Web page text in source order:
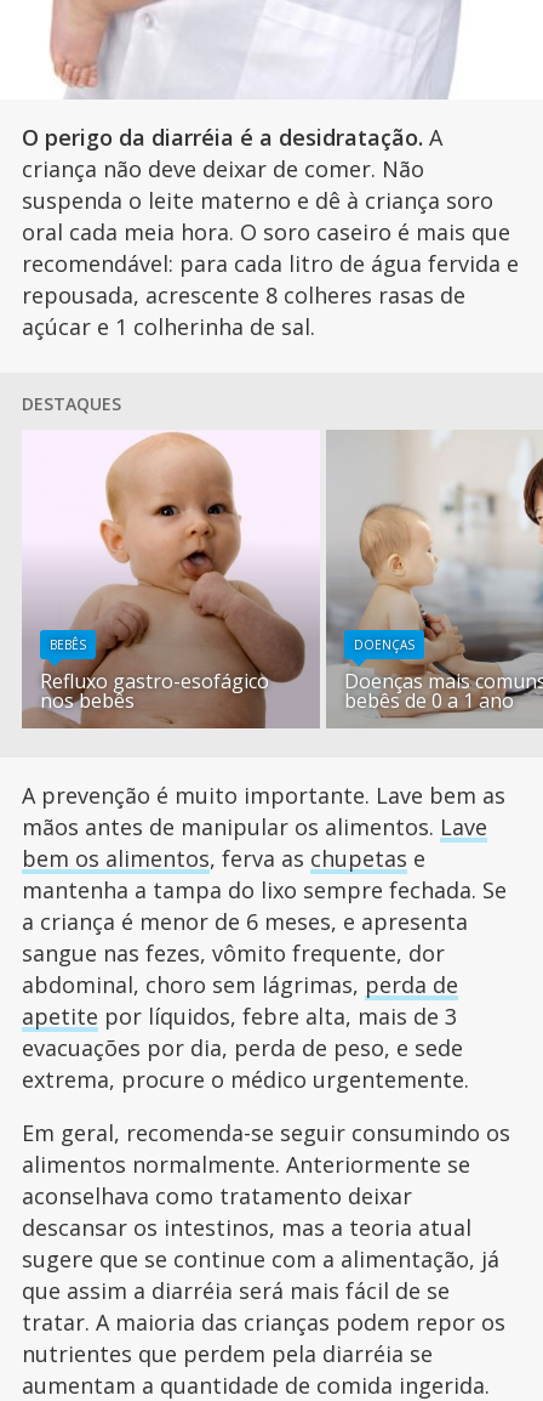
O perigo da diarréia é a desidratação. A
criança não deve deixar de comer. Não
suspenda o leite materno e dê à criança soro
oral cada meia hora. O soro caseiro é mais que
recomendável: para cada litro de água fervida e
repousada, acrescente 8 colheres rasas de
açúcar e 1 colherinha de sal.
DESTAQUES
BEBÊS
Refluxo gastro-esofágico
nos bebês
DOENÇAS
Doenças mais
bebês de 0 a 1 ano
A prevenção é muito importante. Lave bem as
mãos antes de manipular os alimentos. Lave
bem os alimentos, ferva as chupetas e
mantenha a tampa do lixo sempre fechada. Se
a criança é menor de 6 meses, e apresenta
sangue nas fezes, vômito frequente, dor
abdominal, choro sem lágrimas, perda de
apetite por líquidos, febre alta, mais de 3
evacuações por dia, perda de peso, e sede
extrema, procure o médico urgentemente.
Em geral, recomenda-se seguir consumindo os
alimentos normalmente. Anteriormente se
aconselhava como tratamento deixar
descansar os intestinos, mas a teoria atual
sugere que se continue com a alimentação, já
que assim a diarréia será mais fácil de se
tratar. A maioria das crianças podem repor os
nutrientes que perdem pela diarréia se
aumentam a quantidade de comida ingerida.